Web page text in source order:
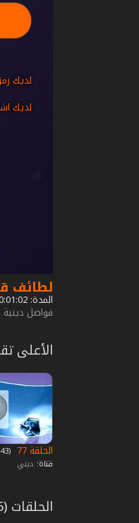
لديك
لديك
لطائف
المدة: 0:01:02 | قناة:
فواصل دينية
الأعلى
الحلقة 77
‏ (0:00:43)
قناة: ديني
الحلقات (96)